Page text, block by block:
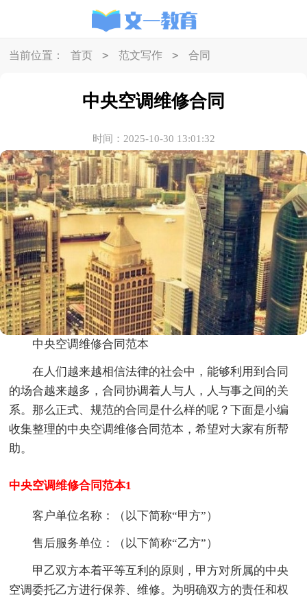
当前位置： 首页 > 范文写作 > 合同
中央空调维修合同
时间：2025-10-30 13:01:32
中央空调维修合同范本
在人们越来越相信法律的社会中，能够利用到合同
的场合越来越多，合同协调着人与人，人与事之间的关
系。那么正式、规范的合同是什么样的呢？下面是小编
收集整理的中央空调维修合同范本，希望对大家有所帮
助。
中央空调维修合同范本1
客户单位名称：（以下简称“甲方”）
售后服务单位：（以下简称“乙方”）
甲乙双方本着平等互利的原则，甲方对所属的中央
空调委托乙方进行保养、维修。为明确双方的责任和权